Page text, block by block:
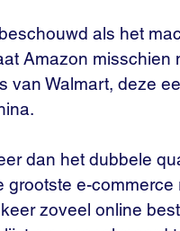
als het
Amazon misschien
van Walmart, deze
dan het dubbele
grootste e-commerce
zoveel online